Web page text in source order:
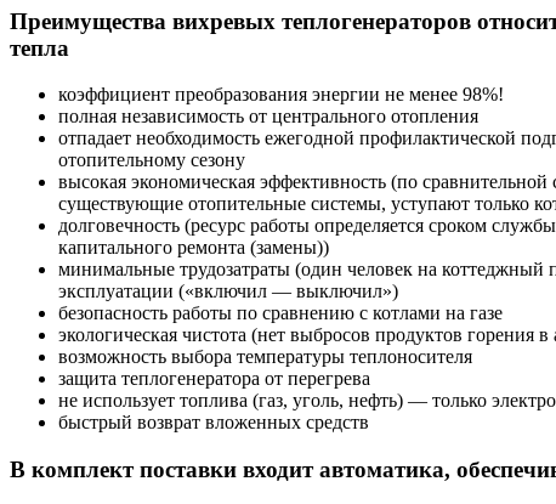
Преимущества вихревых теплогенераторов
тепла
коэффициент преобразования энергии не менее 98%!
полная независимость от центрального отопления
отпадает необходимость ежегодной профилактической
отопительному сезону
высокая экономическая эффективность (по
существующие отопительные системы, уступают только
долговечность (ресурс работы определяется сроком
капитального ремонта (замены))
минимальные трудозатраты (один человек на коттеджный
эксплуатации («включил — выключил»)
безопасность работы по сравнению с котлами на газе
экологическая чистота (нет выбросов продуктов горения в
возможность выбора температуры теплоносителя
защита теплогенератора от перегрева
не использует топлива (газ, уголь, нефть) — только
быстрый возврат вложенных средств
В комплект поставки входит автоматика,